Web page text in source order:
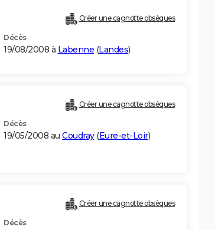
Créer une cagnotte obsèques
Décès
19/08/2008 à Labenne (Landes)
Créer une cagnotte obsèques
Décès
19/05/2008 au Coudray(Eure-et-Loir)
Créer une cagnotte obsèques
Décès